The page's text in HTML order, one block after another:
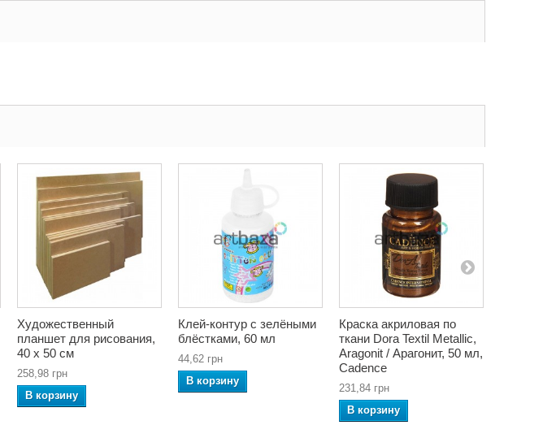
Художественный
планшет для рисования,
40 x 50 см
258,98 грн
В корзину
Клей-контур с зелёными
блёстками, 60 мл
44,62 грн
В корзину
Краска акриловая по
ткани Dora Textil Metallic,
Aragonit / Арагонит, 50 мл,
Cadence
231,84 грн
В корзину